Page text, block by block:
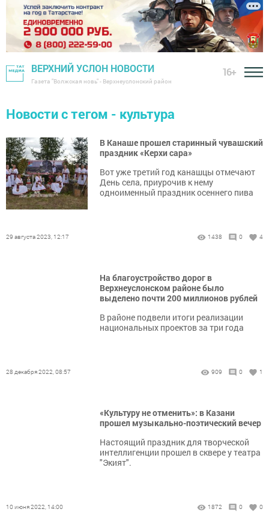
ВЕРХНИЙ УСЛОН НОВОСТИ
Газета "Волжская новь" - Верхнеуслонский район
16+
Новости с тегом - культура
В Канаше прошел старинный чувашский
праздник «Керхи сара»
Вот уже третий год канашцы отмечают
День села, приурочив к нему
одноименный праздник осеннего пива
29 августа 2023, 12:17 1438 0 4
На благоустройство дорог в
Верхнеуслонском районе было
выделено почти 200 миллионов рублей
В районе подвели итоги реализации
национальных проектов за три года
28 декабря 2022, 08:57 909 0 1
«Культуру не отменить»: в Казани
прошел музыкально-поэтический вечер
Настоящий праздник для творческой
интеллигенции прошел в сквере у театра
"Экият".
10 июня 2022, 14:00 1872 0 0